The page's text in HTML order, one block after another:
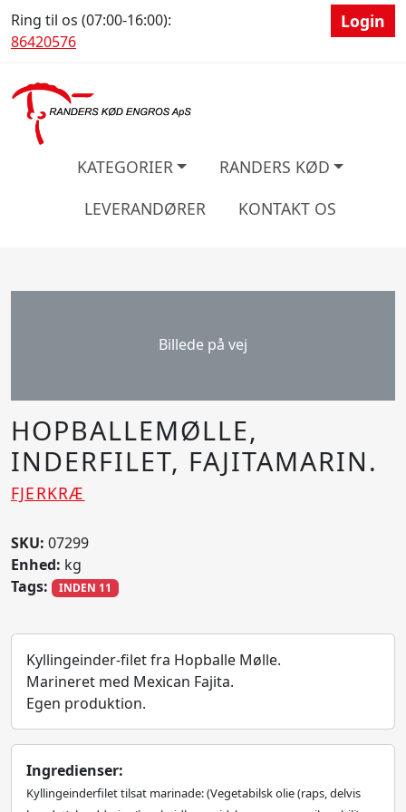
Ring til os (07:00-16:00):
86420576
Login
KATEGORIER
RANDERS KØD
LEVERANDØRER
KONTAKT OS
Billede på vej
HOPBALLEMØLLE,
INDERFILET, FAJITAMARIN.
FJERKRÆ
SKU: 07299
Enhed: kg
Tags:
INDEN 11
Kyllingeinder-filet fra Hopballe Mølle.
Marineret med Mexican Fajita.
Egen produktion.
Ingredienser:
Kyllingeinderfilet tilsat marinade: (Vegetabilsk olie (raps, delvis